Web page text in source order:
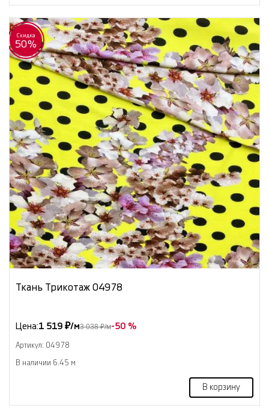
Скидка
50%
Ткань Трикотаж 04978
Цена:1 519 ₽/м3 038 ₽/м-50 %
Артикул: 04978
В наличии 6.45 м
В корзину